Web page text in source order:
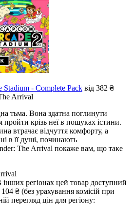
Stadium - Complete Pack від 382 ₴
Arrival
тьма. Вона здатна поглинути
крізь неї в пошуках істини.
втрачає відчуття комфорту, а
в її душі, починають
The Arrival покаже вам, що таке
інших регіонах цей товар доступний
104 ₴ (без урахування комісій при
перегляд цін для регіону: